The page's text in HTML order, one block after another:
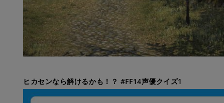
ヒカセンなら解けるかも！？ #FF14声優クイズ1